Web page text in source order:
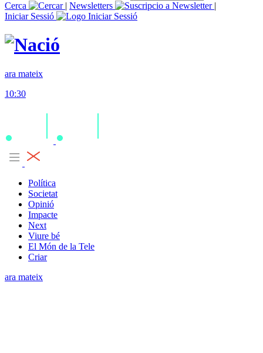
Cerca
| Newsletters
|
Iniciar Sessió
ara mateix
10:30
Política
Societat
Opinió
Impacte
Next
Viure bé
El Món de la Tele
Criar
ara mateix